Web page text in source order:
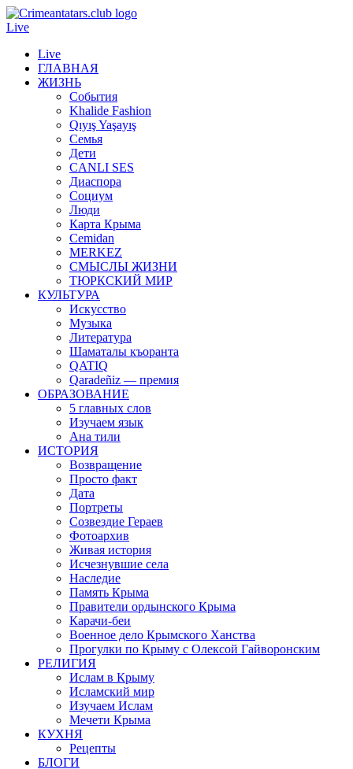
Live
Live
ГЛАВНАЯ
ЖИЗНЬ
События
Khalide Fashion
Qıyış Yaşayış
Семья
Дети
CANLI SES
Диаспора
Социум
Люди
Карта Крыма
Cemidan
МERKEZ
СМЫСЛЫ ЖИЗНИ
ТЮРКСКИЙ МИР
КУЛЬТУРА
Искусство
Музыка
Литература
Шаматалы къоранта
QATIQ
Qaradeñiz — премия
ОБРАЗОВАНИЕ
5 главных слов
Изучаем язык
Ана тили
ИСТОРИЯ
Возвращение
Просто факт
Дата
Портреты
Созвездие Гераев
Фотоархив
Живая история
Исчезнувшие села
Наследие
Память Крыма
Правители ордынского Крыма
Карачи-беи
Военное дело Крымского Ханства
Прогулки по Крыму с Олексой Гайворонским
РЕЛИГИЯ
Ислам в Крыму
Исламский мир
Изучаем Ислам
Мечети Крыма
КУХНЯ
Рецепты
БЛОГИ